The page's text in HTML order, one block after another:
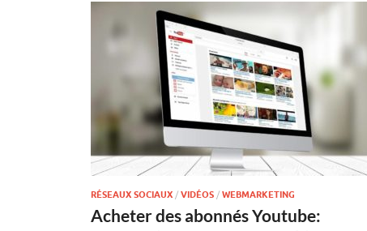
RÉSEAUX SOCIAUX / VIDÉOS / WEBMARKETING
Acheter des abonnés Youtube: